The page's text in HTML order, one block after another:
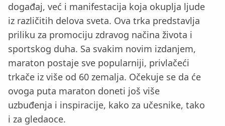
događaj, već i manifestacija koja okuplja ljude
iz različitih delova sveta. Ova trka predstavlja
priliku za promociju zdravog načina života i
sportskog duha. Sa svakim novim izdanjem,
maraton postaje sve popularniji, privlačeći
trkače iz više od 60 zemalja. Očekuje se da će
ovoga puta maraton doneti još više
uzbuđenja i inspiracije, kako za učesnike, tako
i za gledaoce.